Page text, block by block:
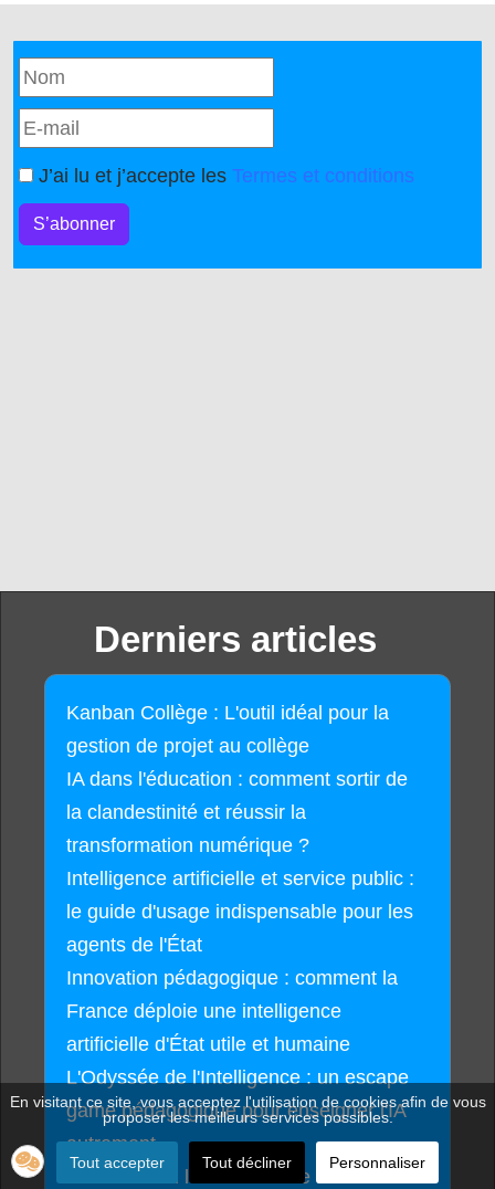
J’ai lu et j’accepte les Termes et conditions
S’abonner
Derniers articles
Kanban Collège : L'outil idéal pour la
gestion de projet au collège
IA dans l'éducation : comment sortir de
la clandestinité et réussir la
transformation numérique ?
Intelligence artificielle et service public :
le guide d'usage indispensable pour les
agents de l'État
Innovation pédagogique : comment la
France déploie une intelligence
artificielle d'État utile et humaine
L'Odyssée de l'Intelligence : un escape
game pédagogique pour enseigner l'IA
autrement
Raconte-moi l’Histoire : une ressource
En visitant ce site, vous acceptez l'utilisation de cookies afin de vous
proposer les meilleurs services possibles.
Tout accepter Tout décliner Personnaliser